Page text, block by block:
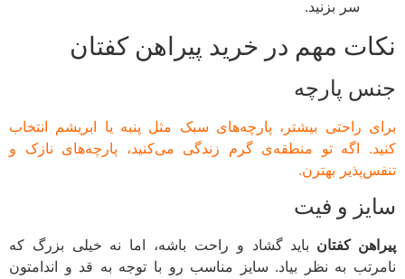
سر بزنید.
مهم در خرید پیراهن کفتان
پارچه
راحتی بیشتر، پارچه‌های سبک مثل پنبه یا ابریشم انتخاب
اگه تو منطقه‌ی گرم زندگی می‌کنید، پارچه‌های نازک و
بهترن.
و فیت
کفتانباید گشاد و راحت باشه، اما نه خیلی بزرگ که
به نظر بیاد. سایز مناسب رو با توجه به قد و اندامتون